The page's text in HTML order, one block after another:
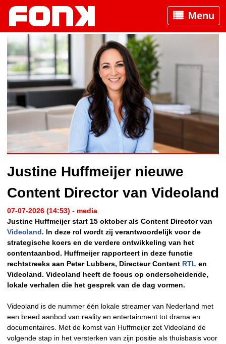
Menu
Justine Huffmeijer nieuwe
Content Director van Videoland
07-07-2026 (14:53) - media
Justine Huffmeijer start 15 oktober als Content Director van
Videoland. In deze rol wordt zij verantwoordelijk voor de
strategische koers en de verdere ontwikkeling van het
contentaanbod. Huffmeijer rapporteert in deze functie
rechtstreeks aan Peter Lubbers, Directeur Content RTL en
Videoland. Videoland heeft de focus op onderscheidende,
lokale verhalen die het gesprek van de dag vormen.
Videoland is de nummer één lokale streamer van Nederland met
een breed aanbod van reality en entertainment tot drama en
documentaires. Met de komst van Huffmeijer zet Videoland de
volgende stap in het versterken van zijn positie als thuisbasis voor